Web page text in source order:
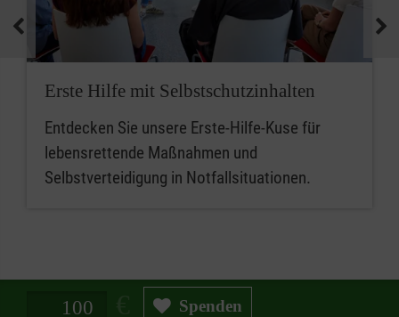
medizinische Geräte und koordinieren
Notfallmaßnahmen.
Zusammenfassend sind betriebliche
Ansprechpersonen für Erste Hilfe, während
Mitarbeitende im betrieblichen Sanitätsdienst
eine erweiterte Rolle bei der medizinischen
Erste Hilfe mit Selbstschutzinhalten
Entdecken Sie unsere Erste-Hilfe-Kuse für
lebensrettende Maßnahmen und
Selbstverteidigung in Notfallsituationen.
Spendenbetrag in Euro Spenden